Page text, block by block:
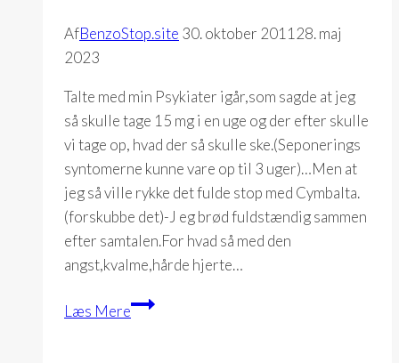
AfBenzoStop.site 30. oktober 2011 28. maj
2023
Talte med min Psykiater igår,som sagde at jeg
så skulle tage 15 mg i en uge og der efter skulle
vi tage op, hvad der så skulle ske.(Seponerings
syntomerne kunne vare op til 3 uger)…Men at
jeg så ville rykke det fulde stop med Cymbalta.
(forskubbe det)-J eg brød fuldstændig sammen
efter samtalen.For hvad så med den
angst,kvalme,hårde hjerte…
Læs MereDagbog